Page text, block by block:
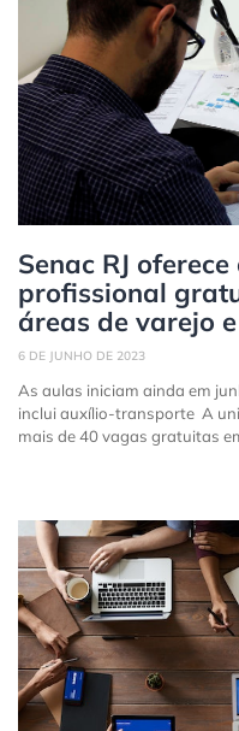
Senac RJ
profissional
áreas de varejo
6 DE JUNHO DE 2023
As aulas iniciam ainda em
inclui auxílio-transporte A
mais de 40 vagas gratuitas